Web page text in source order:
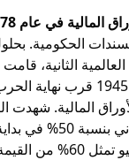
في عام 1878.
الحكومية.
المالية. شهدت
العالمية.